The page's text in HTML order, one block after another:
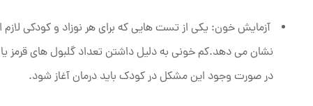
آزمایش خون: یکی از تست هایی که برای هر نوزاد و کودکی
نشان می دهد.کم خونی به دلیل داشتن تعداد گلبول‌ های قرمز
در صورت وجود این مشکل در کودک باید درمان آغاز شود.